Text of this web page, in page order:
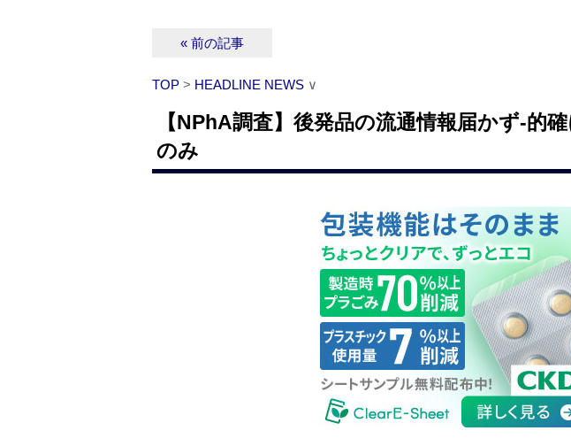
« 前の記事
TOP > HEADLINE NEWS ∨
【NPhA調査】後発品の流通情報届かず‐的
のみ